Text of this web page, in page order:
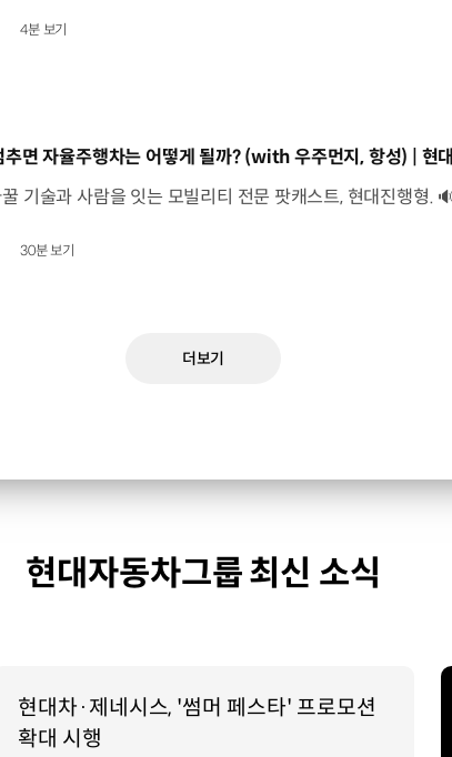
4분 보기
30분 보기
더보기
현대자동차그룹 최신 소식
현대차·제네시스, '썸머 페스타' 프로모션
확대 시행